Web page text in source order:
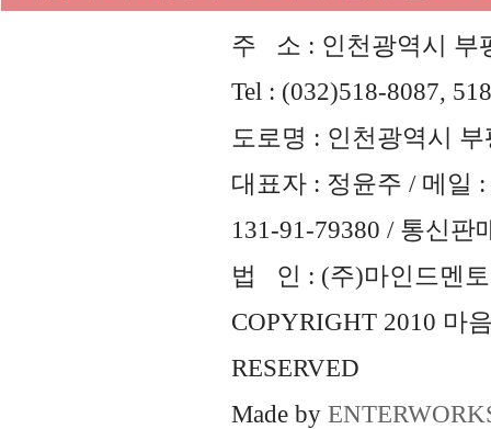
주 소 : 인천광역시 부
Tel : (032)518-8087,
도로명 : 인천광역시
대표자 : 정윤주 / 메일 :
131-91-79380 / 통신판
법 인 : (주)마인드멘토
COPYRIGHT 2010 마
RESERVED
Made by